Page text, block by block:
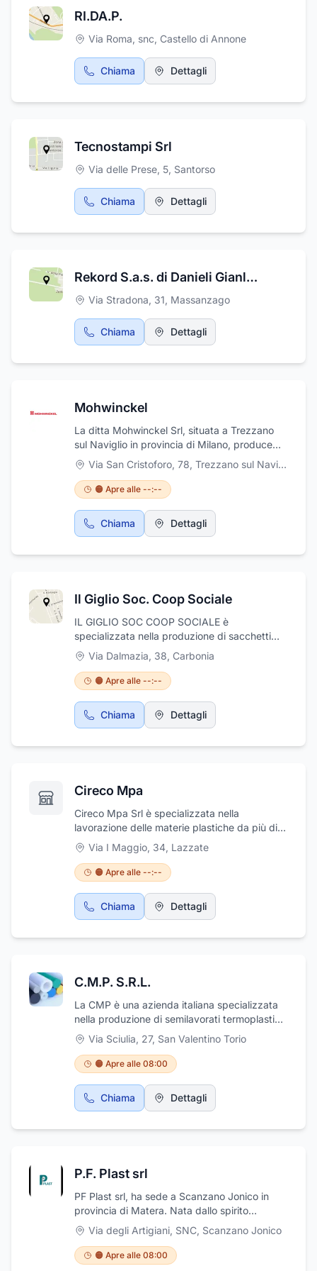
RI.DA.P.
Via Roma, snc, Castello di Annone
Chiama Dettagli
Tecnostampi Srl
Via delle Prese, 5, Santorso
Chiama Dettagli
Rekord S.a.s. di Danieli Gianluca e C.
Via Stradona, 31, Massanzago
Chiama Dettagli
Mohwinckel
La ditta Mohwinckel Srl, situata a Trezzano
sul Naviglio in provincia di Milano, produce
semilavorati plastici, film, lastre, tondi e tubi,
vernici e inchiostri serigrafici per materie
plastiche e vetro anche ad essiccazione con
forni UV. Trattiamo inoltre impianti per
l'industria trasformatrice di materie plastiche,
mulini colloidali e lastre isolanti. Ci troviamo in
web: www.mohwinckel.it.
Via San Cristoforo, 78, Trezzano sul Naviglio
🟠 Apre alle --:--
Chiama Dettagli
Il Giglio Soc. Coop Sociale
IL GIGLIO SOC COOP SOCIALE è
specializzata nella produzione di sacchetti
per la raccolta differenziata di diverse
dimensioni, colori e materiali.
Via Dalmazia, 38, Carbonia
🟠 Apre alle --:--
Chiama Dettagli
Cireco Mpa
Cireco Mpa Srl è specializzata nella
lavorazione delle materie plastiche da più di
40 anni, in particolare Policarbonato e PVC,
plexiglass, metacrilato. Grazie alle macchine a
controllo numerico CNC l'attività è in grado di
realizzare qualsiasi lavorazione tra cui: Cappe
di aspirazione di diverse dimensioni, Condotte
di aspirazione e raccordi, Cabine di
recipienti speciali per liquidi, Chiocciole e
industriali, Epi Scrubber, Linee di trattamento
impianti di decapaggio.
Via I Maggio, 34, Lazzate
🟠 Apre alle --:--
Chiama Dettagli
C.M.P. S.R.L.
La CMP è una azienda italiana specializzata
nella produzione di semilavorati termoplastici
per uso industriale.
Via Sciulia, 27, San Valentino Torio
🟠 Apre alle 08:00
Chiama Dettagli
P.F. Plast srl
PF Plast srl, ha sede a Scanzano Jonico in
provincia di Matera. Nata dallo spirito
imprenditoriale di Francesco Petrocelli e dalla
sua profonda conoscenza del settore delle
materie plastiche, oggi è una rinomata,
consolidata e dinamica realtà di produzione e
Via degli Artigiani, SNC, Scanzano Jonico
🟠 Apre alle 08:00